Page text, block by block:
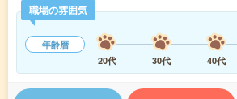
職場の雰囲気
年齢層
20代
30代 40代